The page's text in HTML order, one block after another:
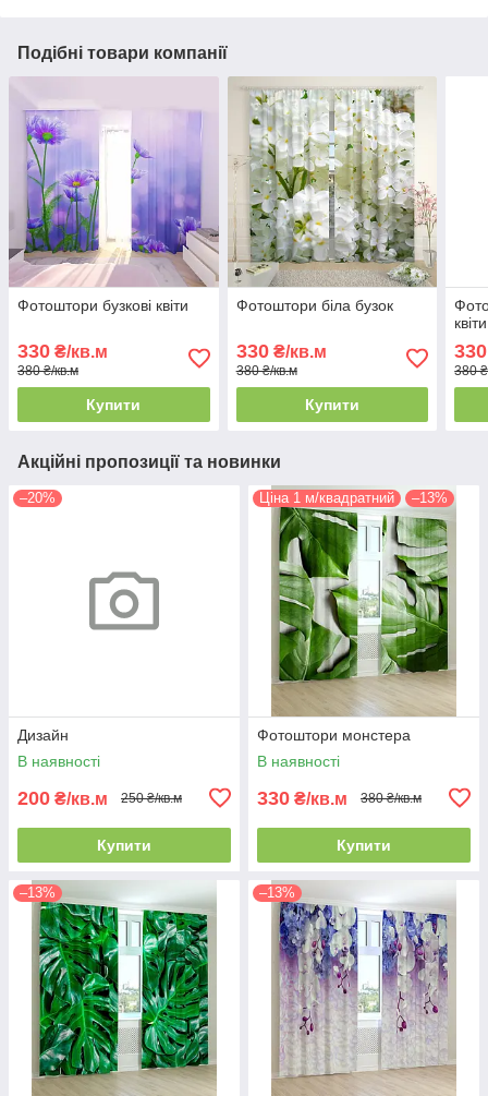
Подібні товари компанії
Фотоштори бузкові квіти
330 ₴/кв.м
380 ₴/кв.м
Купити
Фотоштори біла бузок
330₴/кв.м
380 ₴/кв.м
Купити
квіти
330
380
Акційні пропозиції та новинки
–20%
Дизайн
В наявності
200 ₴/кв.м 250 ₴/кв.м
Купити
Ціна 1 м/квадратний –13%
Фотоштори монстера
В наявності
330 ₴/кв.м 380 ₴/кв.м
Купити
–13% –13%